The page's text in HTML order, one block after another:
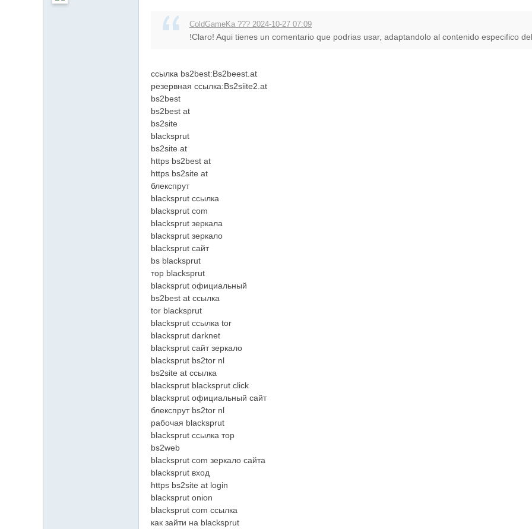
ColdGameKa ??? 2024-10-27 07:09
!Claro! Aqui tienes un comentario que podrias usar, adaptandolo al contenido especifico del
ссылка bs2best:Bs2beest.at
резервная ссылка:Bs2siite2.at
bs2best
bs2best at
bs2site
blacksprut
bs2site at
https bs2best at
https bs2site at
блекспрут
blacksprut ссылка
blacksprut com
blacksprut зеркала
blacksprut зеркало
blacksprut сайт
bs blacksprut
тор blacksprut
blacksprut официальный
bs2best at ссылка
tor blacksprut
blacksprut ссылка tor
blacksprut darknet
blacksprut сайт зеркало
blacksprut bs2tor nl
bs2site at ссылка
blacksprut blacksprut click
blacksprut официальный сайт
блекспрут bs2tor nl
рабочая blacksprut
blacksprut ссылка тор
bs2web
blacksprut com зеркало сайта
blacksprut вход
https bs2site at login
blacksprut onion
blacksprut com ссылка
как зайти на blacksprut